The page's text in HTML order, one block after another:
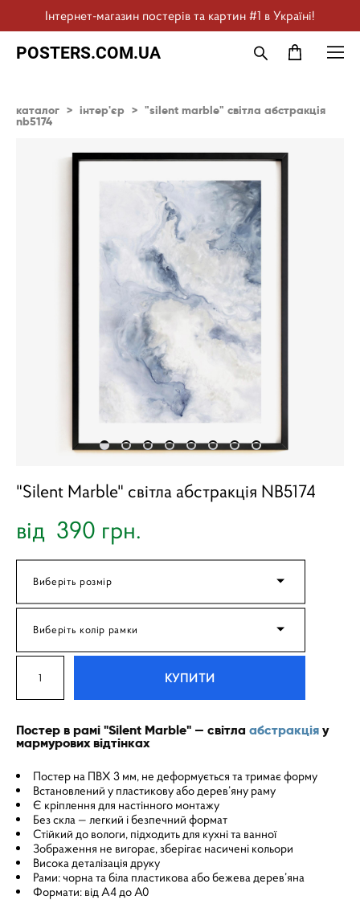
Інтернет-магазин постерів та картин #1 в Україні!
POSTERS.COM.UA
каталог > інтер'єр > "silent marble" світла абстракція
nb5174
"Silent Marble" світла абстракція NB5174
від 390 грн.
Виберіть розмір
Виберіть колір рамки
КУПИТИ
Постер в рамі "Silent Marble" — світла абстракція у
мармурових відтінках
Постер на ПВХ 3 мм, не деформується та тримає форму
Встановлений у пластикову або дерев’яну раму
Є кріплення для настінного монтажу
Без скла — легкий і безпечний формат
Стійкий до вологи, підходить для кухні та ванної
Зображення не вигорає, зберігає насичені кольори
Висока деталізація друку
Рами: чорна та біла пластикова або бежева дерев’яна
Формати: від A4 до A0